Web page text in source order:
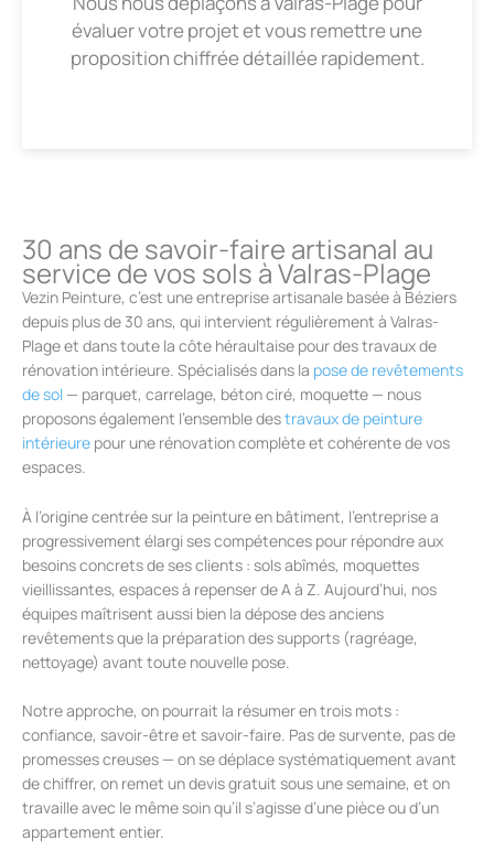
évaluer votre projet et vous remettre une
proposition chiffrée détaillée rapidement.
30 ans de savoir-faire artisanal au
service de vos sols à Valras-Plage
Vezin Peinture, c’est une entreprise artisanale basée à Béziers
depuis plus de 30 ans, qui intervient régulièrement à Valras-
Plage et dans toute la côte héraultaise pour des travaux de
rénovation intérieure. Spécialisés dans la pose de revêtements
de sol — parquet, carrelage, béton ciré, moquette — nous
proposons également l’ensemble destravaux de peinture
intérieure pour une rénovation complète et cohérente de vos
espaces.
À l’origine centrée sur la peinture en bâtiment, l’entreprise a
progressivement élargi ses compétences pour répondre aux
besoins concrets de ses clients : sols abîmés, moquettes
vieillissantes, espaces à repenser de A à Z. Aujourd’hui, nos
équipes maîtrisent aussi bien la dépose des anciens
revêtements que la préparation des supports (ragréage,
nettoyage) avant toute nouvelle pose.
Notre approche, on pourrait la résumer en trois mots :
confiance, savoir-être et savoir-faire. Pas de survente, pas de
promesses creuses — on se déplace systématiquement avant
de chiffrer, on remet un devis gratuit sous une semaine, et on
travaille avec le même soin qu’il s’agisse d’une pièce ou d’un
appartement entier.